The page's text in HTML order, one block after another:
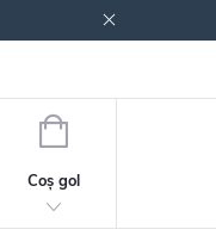
COŞ
CUMPĂRĂTURI
Coş gol